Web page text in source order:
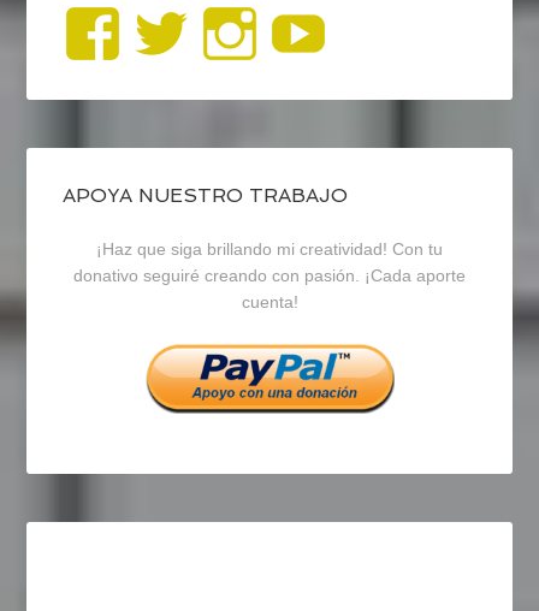
Ver
perfil
de
blogrecursosep
en
Facebook
Ver
perfil
de
recursosep
en
Twitter
Ver
perfil
de
recursosep
en
Instagram
APOYA NUESTRO TRABAJO
¡Haz que siga brillando mi creatividad! Con tu
donativo seguiré creando con pasión. ¡Cada aporte
cuenta!